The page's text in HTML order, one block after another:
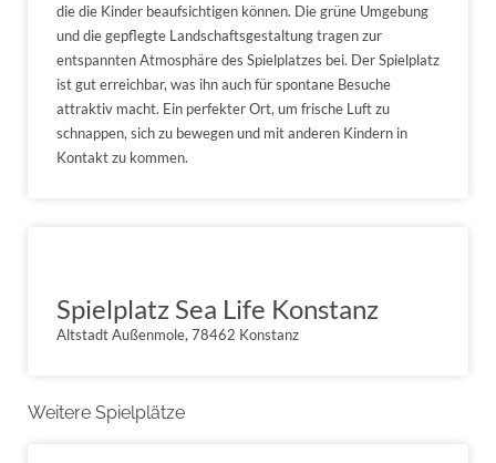
die die Kinder beaufsichtigen können. Die grüne Umgebung
und die gepflegte Landschaftsgestaltung tragen zur
entspannten Atmosphäre des Spielplatzes bei. Der Spielplatz
ist gut erreichbar, was ihn auch für spontane Besuche
attraktiv macht. Ein perfekter Ort, um frische Luft zu
schnappen, sich zu bewegen und mit anderen Kindern in
Kontakt zu kommen.
Spielplatz Sea Life Konstanz
Altstadt Außenmole, 78462 Konstanz
Weitere Spielplätze